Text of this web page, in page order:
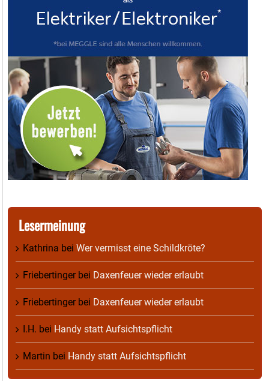
Lesermeinung
Kathrina bei Wer vermisst eine Schildkröte?
Friebertingerbei Daxenfeuer wieder erlaubt
Friebertingerbei Daxenfeuer wieder erlaubt
I.H. bei Handy statt Aufsichtspflicht
Martin bei Handy statt Aufsichtspflicht